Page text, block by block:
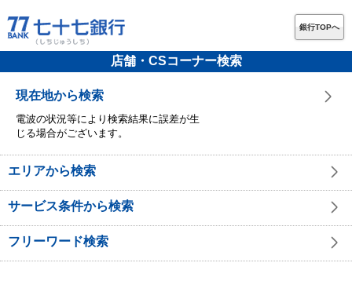
銀行TOPへ
店舗・CSコーナー検索
現在地から検索
電波の状況等により検索結果に誤差が生
じる場合がございます。
エリアから検索
サービス条件から検索
フリーワード検索